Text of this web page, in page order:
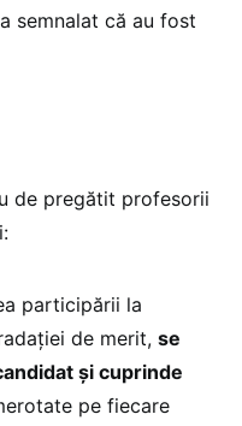
semnalat că au fost
de pregătit profesorii
participării la
de merit, se
și cuprinde
pe fiecare